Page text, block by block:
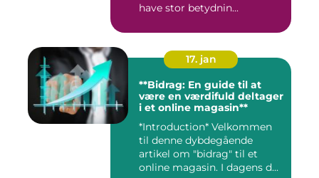
have stor betydnin...
17. jan
**Bidrag: En guide til at
være en værdifuld deltager
i et online magasin**
*Introduction* Velkommen
til denne dybdegående
artikel om "bidrag" til et
online magasin. I dagens d...